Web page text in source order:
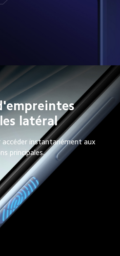
latéral
instantanément aux
principales.